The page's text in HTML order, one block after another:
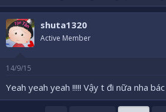
shuta1320
Active Member
14/9/15
Yeah yeah yeah !!!!! Vậy t đi nữa nha bác